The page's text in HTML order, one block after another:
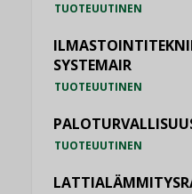
TUOTEUUTINEN
SYSTEMAIR
TUOTEUUTINEN
TUOTEUUTINEN